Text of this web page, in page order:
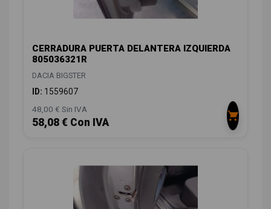
CERRADURA PUERTA DELANTERA IZQUIERDA
805036321R
DACIA BIGSTER
ID: 1559607
48,00 € Sin IVA
58,08 € Con IVA